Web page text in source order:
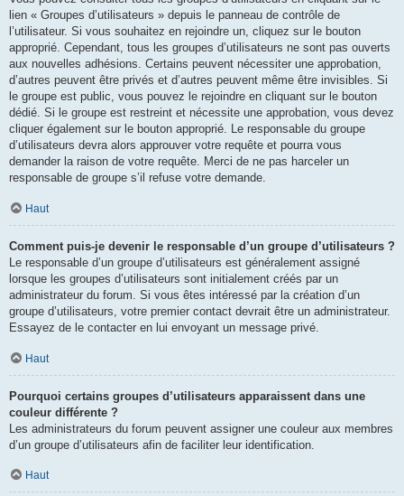
lien « Groupes d’utilisateurs » depuis le panneau de contrôle de
l’utilisateur. Si vous souhaitez en rejoindre un, cliquez sur le bouton
approprié. Cependant, tous les groupes d’utilisateurs ne sont pas ouverts
aux nouvelles adhésions. Certains peuvent nécessiter une approbation,
d’autres peuvent être privés et d’autres peuvent même être invisibles. Si
le groupe est public, vous pouvez le rejoindre en cliquant sur le bouton
dédié. Si le groupe est restreint et nécessite une approbation, vous devez
cliquer également sur le bouton approprié. Le responsable du groupe
d’utilisateurs devra alors approuver votre requête et pourra vous
demander la raison de votre requête. Merci de ne pas harceler un
responsable de groupe s’il refuse votre demande.
Haut
Comment puis-je devenir le responsable d’un groupe d’utilisateurs ?
Le responsable d’un groupe d’utilisateurs est généralement assigné
lorsque les groupes d’utilisateurs sont initialement créés par un
administrateur du forum. Si vous êtes intéressé par la création d’un
groupe d’utilisateurs, votre premier contact devrait être un administrateur.
Essayez de le contacter en lui envoyant un message privé.
Haut
Pourquoi certains groupes d’utilisateurs apparaissent dans une
couleur différente ?
Les administrateurs du forum peuvent assigner une couleur aux membres
d’un groupe d’utilisateurs afin de faciliter leur identification.
Haut